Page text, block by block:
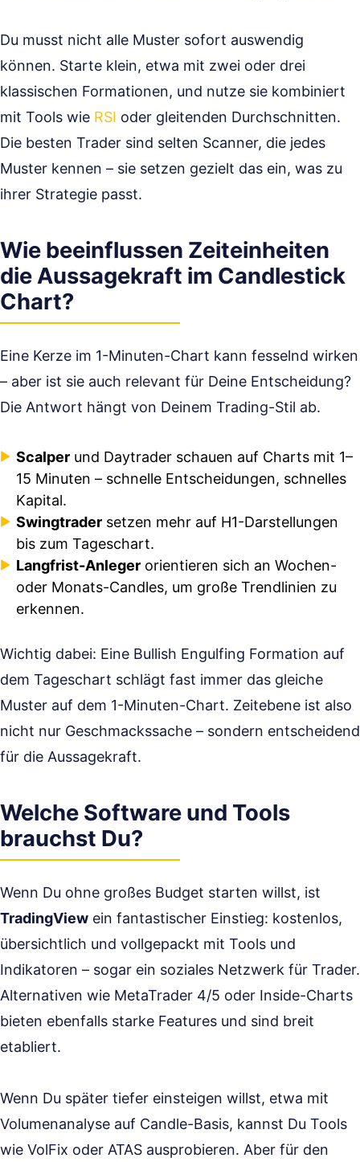
Du musst nicht alle Muster sofort auswendig
können. Starte klein, etwa mit zwei oder drei
klassischen Formationen, und nutze sie kombiniert
mit Tools wie RSI oder gleitenden Durchschnitten.
Die besten Trader sind selten Scanner, die jedes
Muster kennen – sie setzen gezielt das ein, was zu
ihrer Strategie passt.
Wie beeinflussen Zeiteinheiten
die Aussagekraft im Candlestick
Chart?
Eine Kerze im 1-Minuten-Chart kann fesselnd wirken
– aber ist sie auch relevant für Deine Entscheidung?
Die Antwort hängt von Deinem Trading-Stil ab.
Scalper und Daytrader schauen auf Charts mit 1–
15 Minuten – schnelle Entscheidungen, schnelles
Kapital.
Swingtrader setzen mehr auf H1-Darstellungen
bis zum Tageschart.
Langfrist-Anleger orientieren sich an Wochen-
oder Monats-Candles, um große Trendlinien zu
erkennen.
Wichtig dabei: Eine Bullish Engulfing Formation auf
dem Tageschart schlägt fast immer das gleiche
Muster auf dem 1-Minuten-Chart. Zeitebene ist also
nicht nur Geschmackssache – sondern entscheidend
für die Aussagekraft.
Welche Software und Tools
brauchst Du?
Wenn Du ohne großes Budget starten willst, ist
TradingView ein fantastischer Einstieg: kostenlos,
übersichtlich und vollgepackt mit Tools und
Indikatoren – sogar ein soziales Netzwerk für Trader.
Alternativen wie MetaTrader 4/5 oder Inside-Charts
bieten ebenfalls starke Features und sind breit
etabliert.
Wenn Du später tiefer einsteigen willst, etwa mit
Volumenanalyse auf Candle-Basis, kannst Du Tools
wie VolFix oder ATAS ausprobieren. Aber für den